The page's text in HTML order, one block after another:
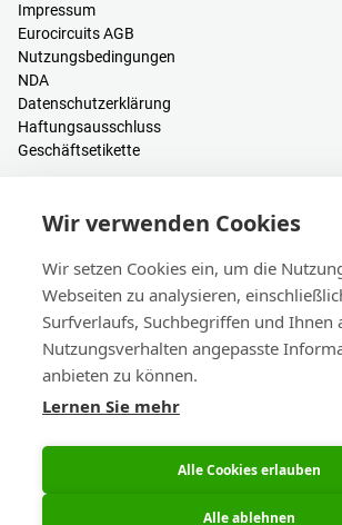
Impressum
Eurocircuits AGB
Nutzungsbedingungen
NDA
Datenschutzerklärung
Haftungsausschluss
Geschäftsetikette
PCB Kalkulator
Hilfe & Wissen
Blogs
Events
Kontakt
Vertrieb & Kundendienst
Wir verwenden Cookies
Wir setzen Cookies ein, um die
Webseiten zu analysieren,
Surfverlaufs, Suchbegriffen und Ihnen
Nutzungsverhalten angepasste
anbieten zu können.
Lernen Sie mehr
Alle Cookies erlauben
Alle ablehnen